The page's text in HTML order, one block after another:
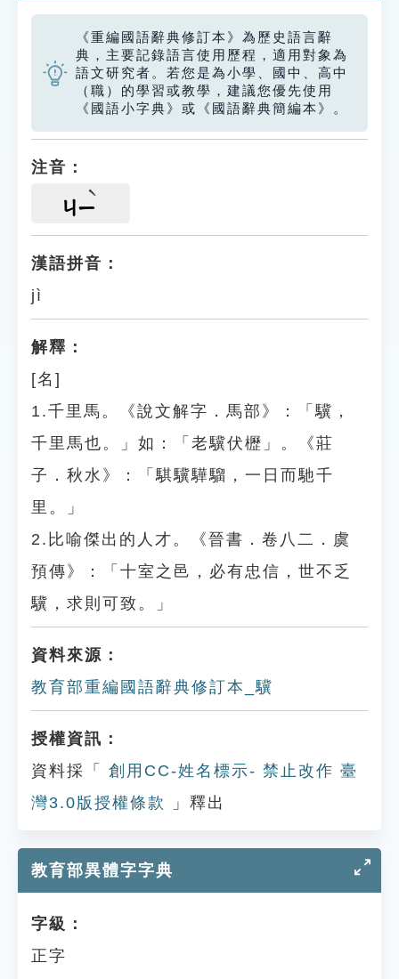
《重編國語辭典修訂本》為歷史語言辭
典，主要記錄語言使用歷程，適用對象為
語文研究者。若您是為小學、國中、高中
（職）的學習或教學，建議您優先使用
《國語小字典》或《國語辭典簡編本》。
注音：
ㄐㄧ
漢語拼音：
jì
解釋：
[名]
1.千里馬。《說文解字．馬部》：「驥，
千里馬也。」如：「老驥伏櫪」。《莊
子．秋水》：「騏驥驊騮，一日而馳千
里。」
2.比喻傑出的人才。《晉書．卷八二．虞
預傳》：「十室之邑，必有忠信，世不乏
驥，求則可致。」
資料來源：
教育部重編國語辭典修訂本_驥
授權資訊：
資料採「
創用CC-姓名標示- 禁止改作 臺
灣3.0版授權條款
」釋出
教育部異體字字典
字級：
正字